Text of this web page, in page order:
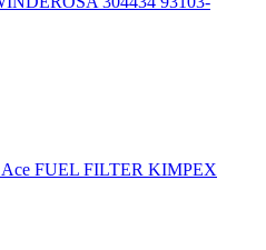
FUEL FILTER KIMPEX